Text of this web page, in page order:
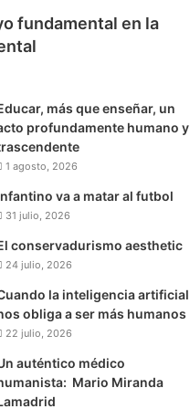
fundamental en la
más que enseñar, un
profundamente humano y
1 agosto, 2026
va a matar al futbol
31 julio, 2026
conservadurismo aesthetic
24 julio, 2026
la inteligencia artificial
obliga a ser más humanos
22 julio, 2026
auténtico médico
Mario Miranda